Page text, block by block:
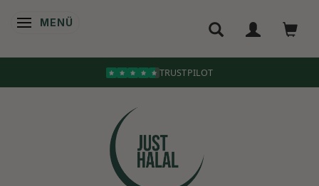
ANZEIGE ÄNDERN
MENÜ
TRUSTPILOT